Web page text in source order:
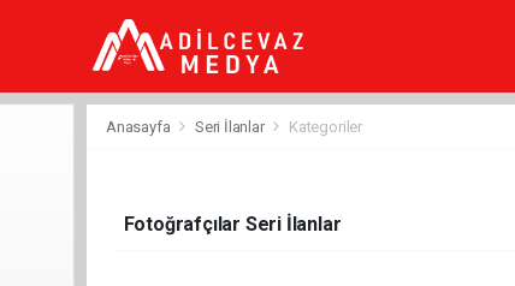
Anasayfa Seri İlanlar Kategoriler
Fotoğrafçılar Seri İlanlar